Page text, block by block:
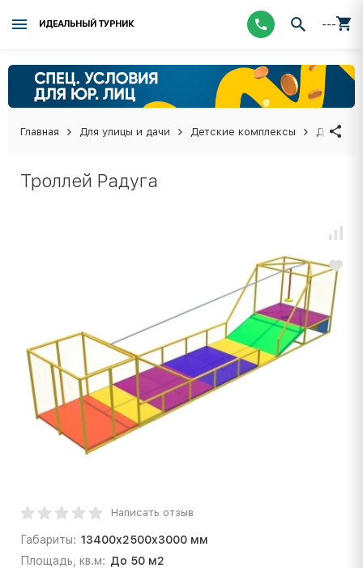
ИДЕАЛЬНЫЙ ТУРНИК ---
Главная Для улицы и дачи Детские комплексы
Троллей Радуга
Написать отзыв
Габариты: 13400х2500х3000 мм
Площадь, кв.м: До 50 м2